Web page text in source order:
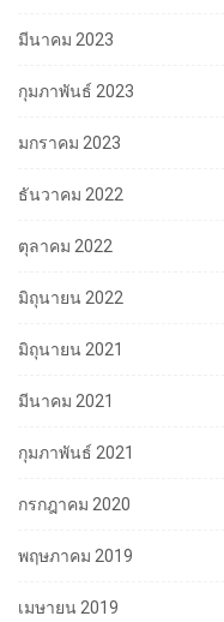
มีนาคม 2023
กุมภาพันธ์ 2023
มกราคม 2023
ธันวาคม 2022
ตุลาคม 2022
มิถุนายน 2022
มิถุนายน 2021
มีนาคม 2021
กุมภาพันธ์ 2021
กรกฎาคม 2020
พฤษภาคม 2019
เมษายน 2019